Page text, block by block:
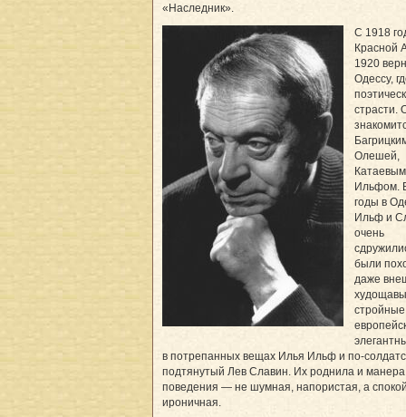
«Наследник».
С 1918
Красной
1920
Одессу,
страсти.
Олешей,
Ильфом.
годы в
Ильф и
очень
были
даже
в потрепанных вещах Илья Ильф и по-
подтянутый Лев Славин. Их роднила и манера
поведения — не шумная, напористая, а
ироничная.